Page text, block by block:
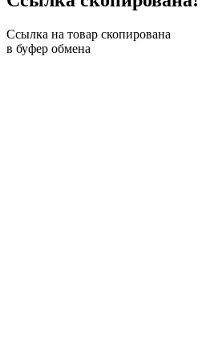
Ссылка на товар скопирована
в буфер обмена